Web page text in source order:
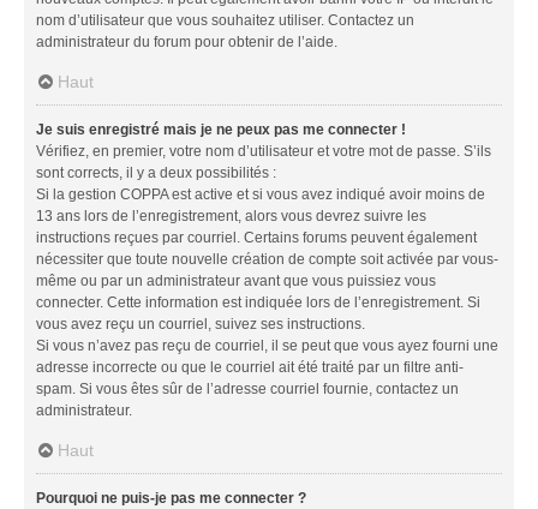
nom d’utilisateur que vous souhaitez utiliser. Contactez un
administrateur du forum pour obtenir de l’aide.
Haut
Je suis enregistré mais je ne peux pas me connecter !
Vérifiez, en premier, votre nom d’utilisateur et votre mot de passe. S’ils
sont corrects, il y a deux possibilités :
Si la gestion COPPA est active et si vous avez indiqué avoir moins de
13 ans lors de l’enregistrement, alors vous devrez suivre les
instructions reçues par courriel. Certains forums peuvent également
nécessiter que toute nouvelle création de compte soit activée par vous-
même ou par un administrateur avant que vous puissiez vous
connecter. Cette information est indiquée lors de l’enregistrement. Si
vous avez reçu un courriel, suivez ses instructions.
Si vous n’avez pas reçu de courriel, il se peut que vous ayez fourni une
adresse incorrecte ou que le courriel ait été traité par un filtre anti-
spam. Si vous êtes sûr de l’adresse courriel fournie, contactez un
administrateur.
Haut
Pourquoi ne puis-je pas me connecter ?